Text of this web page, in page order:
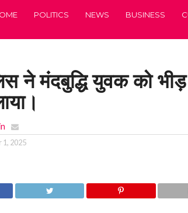
POLITICS NEWS BUSINESS
ने मंदबुद्धि युवक को
1, 2025